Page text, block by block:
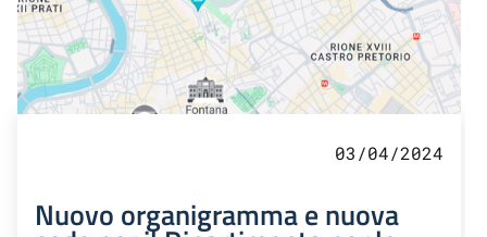
03/04/2024
Nuovo organigramma e nuova